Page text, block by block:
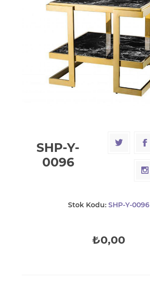
SHP-Y-
0096
Stok Kodu: SHP-Y-0096
₺0,00